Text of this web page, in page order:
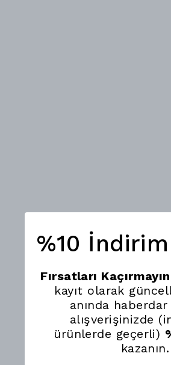
%10
Fırsatları
kayıt olarak
anında
alışverişinizde
ürünlerde geçerli)
kazanın.